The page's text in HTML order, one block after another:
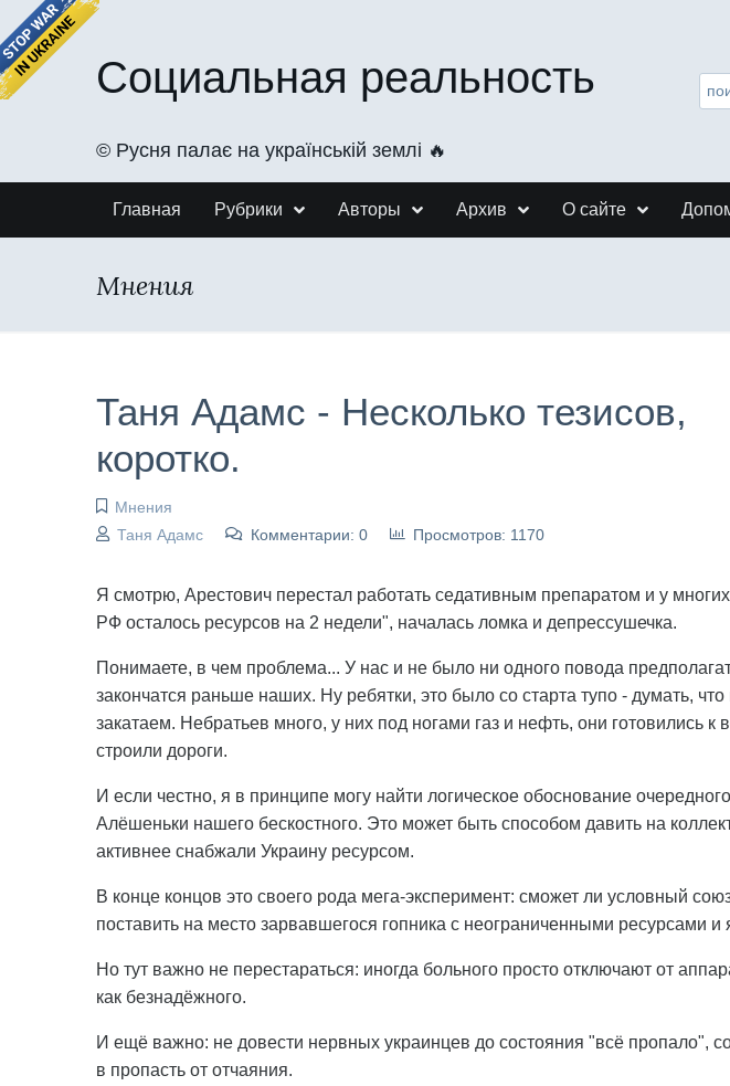
Социальная реальность
©️ Русня палає на українській землі 🔥
Главная Рубрики Авторы Архив О сайте
Мнения
Таня Адамс - Несколько тезисов,
коротко.
Мнения
Таня Адамс
Комментарии: 0 Просмотров: 1170
Я смотрю, Арестович перестал работать седативным препаратом и у
РФ осталось ресурсов на 2 недели", началась ломка и депрессушечка.
Понимаете, в чем проблема... У нас и не было ни одного повода
закончатся раньше наших. Ну ребятки, это было со старта тупо - думать,
закатаем. Небратьев много, у них под ногами газ и нефть, они готовились к
строили дороги.
И если честно, я в принципе могу найти логическое обоснование
Алёшеньки нашего бескостного. Это может быть способом давить на
активнее снабжали Украину ресурсом.
В конце концов это своего рода мега-эксперимент: сможет ли условный
поставить на место зарвавшегося гопника с неограниченными ресурсами и
Но тут важно не перестараться: иногда больного просто отключают от
как безнадёжного.
И ещё важно: не довести нервных украинцев до состояния "всё пропало",
в пропасть от отчаяния.